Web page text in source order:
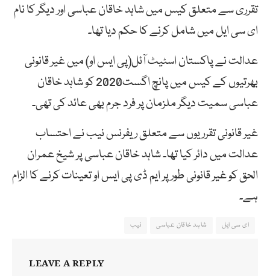
تقرری سے متعلق کیس میں شاہد خاقان عباسی اور دیگر کا نام
ای سی ایل میں شامل کرنے کا حکم دیا تھا۔
عدالت نے پاکستان اسٹیٹ آئل(پی ایس او) میں غیر قانونی
بھرتیوں کے کیس میں پانچ اگست2020 کو شاہد خاقان
عباسی سمیت دیگر ملزمان پر فرد جرم بھی عائد کی تھی۔
غیر قانونی تقرریوں سے متعلق ریفرنس نیب نے احتساب
عدالت میں دائر کیا تھا۔ شاہد خاقان عباسی پر شیخ عمران
الحق کو غیر قانونی طور پر ایم ڈی پی ایس او تعینات کرنے کا الزام
ہے۔
ای سی ایل شاہد خاقان عباسی نیب
LEAVE A REPLY